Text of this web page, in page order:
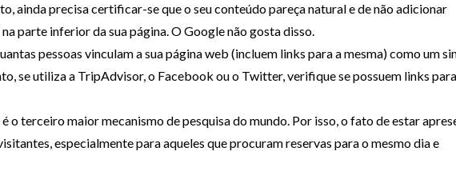
ainda precisa certificar-se que o seu conteúdo pareça natural e de não adicionar
parte inferior da sua página. O Google não gosta disso.
pessoas vinculam a sua página web (incluem links para a mesma) como um
se utiliza a TripAdvisor, o Facebook ou o Twitter, verifique se possuem links
o terceiro maior mecanismo de pesquisa do mundo. Por isso, o fato de estar
especialmente para aqueles que procuram reservas para o mesmo dia e